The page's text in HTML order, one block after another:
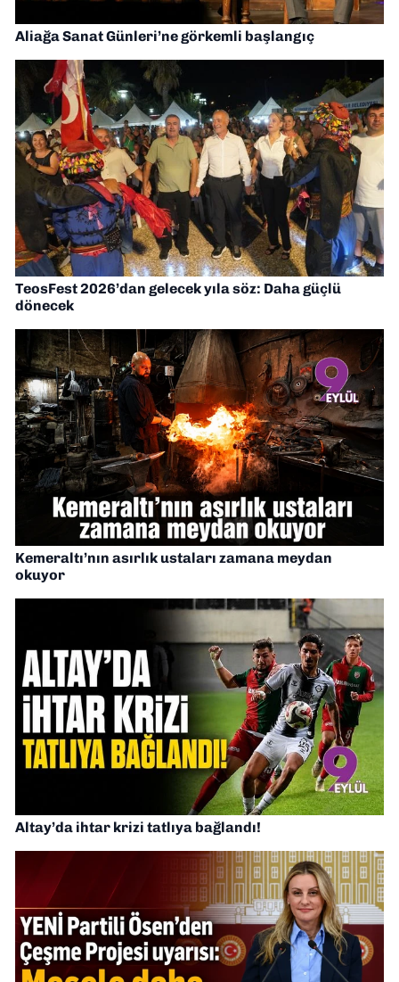
Aliağa Sanat Günleri’ne görkemli başlangıç
TeosFest 2026’dan gelecek yıla söz: Daha güçlü
dönecek
Kemeraltı’nın asırlık ustaları zamana meydan
okuyor
Altay’da ihtar krizi tatlıya bağlandı!